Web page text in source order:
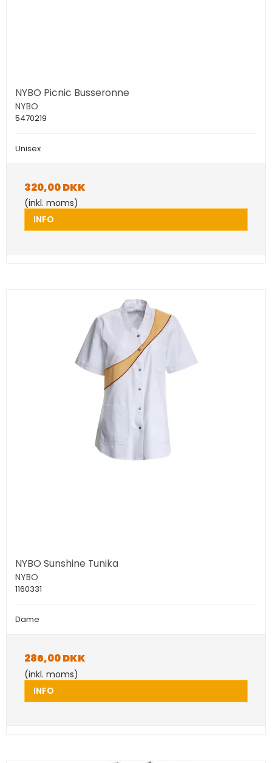
NYBO Picnic Busseronne
NYBO
5470219
Unisex
320,00 DKK
(inkl. moms)
INFO
NYBO Sunshine Tunika
NYBO
1160331
Dame
286,00 DKK
(inkl. moms)
INFO